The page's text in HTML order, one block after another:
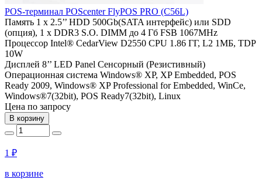
POS-терминал POScenter FlyPOS PRO (C56L)
Память 1 х 2.5’’ HDD 500Gb(SATA интерфейс) или SDD
(опция), 1 x DDR3 S.O. DIMM до 4 Гб FSB 1067MHz
Процессор Intel® CedarView D2550 CPU 1.86 ГГ, L2 1МБ, TDP
10W
Дисплей 8’’ LED Panel Сенсорный (Резистивный)
Операционная система Windows® XP, XP Embedded, POS
Ready 2009, Windows® XP Professional for Embedded, WinCe,
Windows®7(32bit), POS Ready7(32bit), Linux
Цена по запросу
В корзину
1 ₽
в корзине